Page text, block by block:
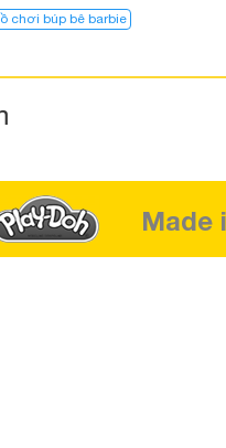
chơi búp bê barbie
Made